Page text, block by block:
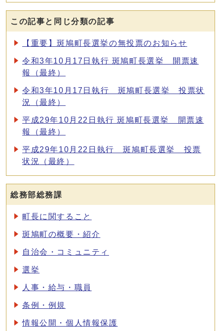
この記事と同じ分類の記事
【重要】斑鳩町長選挙の無投票のお知らせ
令和3年10月17日執行 斑鳩町長選挙 開票速
報（最終）
令和3年10月17日執行 斑鳩町長選挙 投票状
況（最終）
平成29年10月22日執行 斑鳩町長選挙 開票速
報（最終）
平成29年10月22日執行 斑鳩町長選挙 投票
状況（最終）
総務部総務課
町長に関すること
斑鳩町の概要・紹介
自治会・コミュニティ
選挙
人事・給与・職員
条例・例規
情報公開・個人情報保護